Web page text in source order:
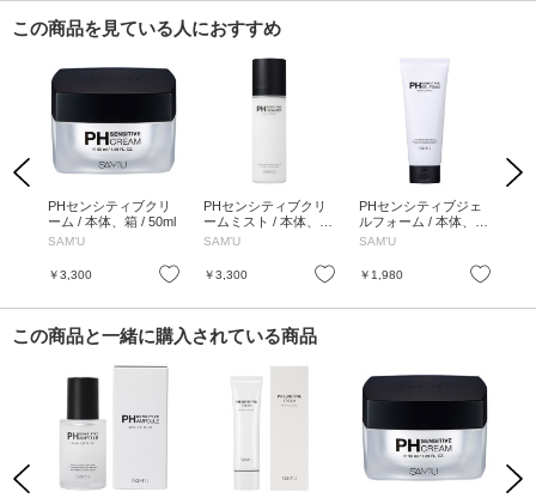
この商品を見ている人におすすめ
Previous
お気に入り
PHセンシティブクリ
ーム / 本体、箱 / 50ml
SAM’U
￥3,300 お気に入り
PHセンシティブクリ
ームミスト / 本体、箱
/ 100ml
SAM’U
￥3,300 お気に入り
PHセンシティブジェ
ルフォーム / 本体、箱
/ 150ml
SAM’U
￥1,980
Next
この商品と一緒に購入されている商品
Previous Next